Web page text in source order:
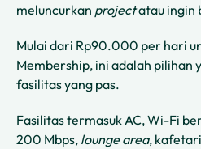
meluncurkan projectatau ingin
Mulai dari Rp90.000 per hari
Membership, ini adalah pilihan
fasilitas yang pas.
Fasilitas termasuk AC, Wi-Fi
200 Mbps, lounge area,